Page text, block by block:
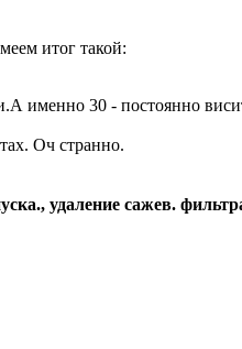
итог такой:
именно 30 - постоянно
Оч странно.
удаление сажев.